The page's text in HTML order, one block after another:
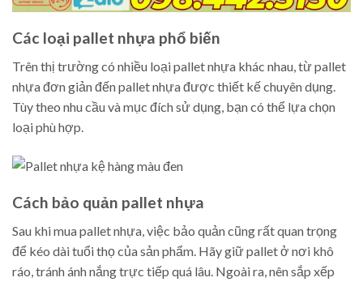
Các loại pallet nhựa phổ biến
Trên thị trường có nhiều loại pallet nhựa khác nhau, từ pallet
nhựa đơn giản đến pallet nhựa được thiết kế chuyên dụng.
Tùy theo nhu cầu và mục đích sử dụng, bạn có thể lựa chọn
loại phù hợp.
Cách bảo quản pallet nhựa
Sau khi mua pallet nhựa, việc bảo quản cũng rất quan trọng
để kéo dài tuổi thọ của sản phẩm. Hãy giữ pallet ở nơi khô
ráo, tránh ánh nắng trực tiếp quá lâu. Ngoài ra, nên sắp xếp